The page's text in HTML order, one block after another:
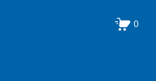
0